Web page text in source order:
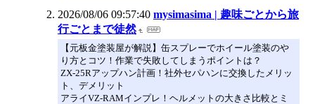
2026/08/06 09:57:40 mysimasima | 趣味ごとから旅
行ごとまで徒然
【元板金塗装屋が解説】缶スプレーでホイール塗装のや
り方とコツ！作業で失敗してしまうポイントは？
ZX-25Rアップハン計画！社外セパハンに交換したメリッ
ト、デメリット
アライVZ-RAMインプレ！ヘルメットの大きさ比較とミ